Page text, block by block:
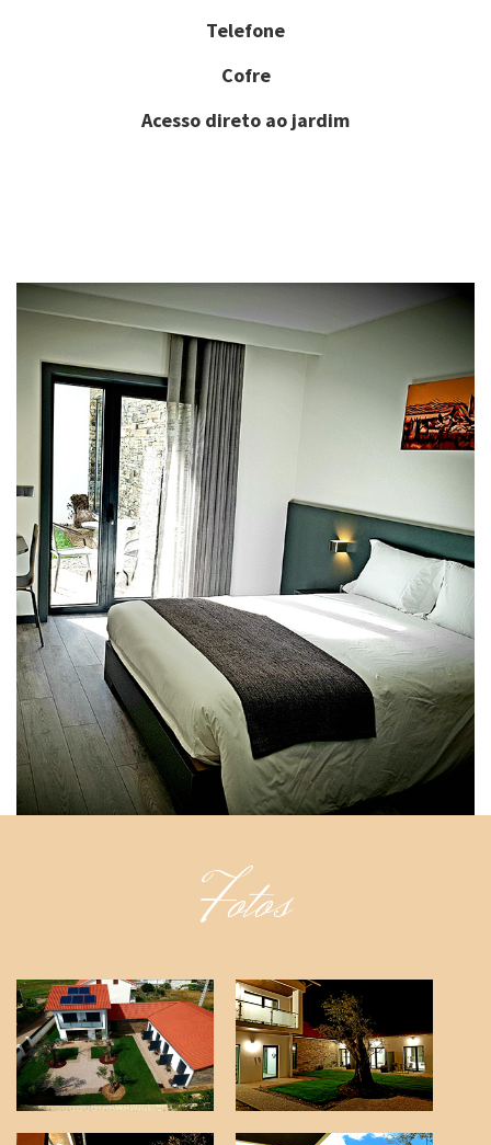
Telefone
Cofre
Acesso direto ao jardim
Fotos